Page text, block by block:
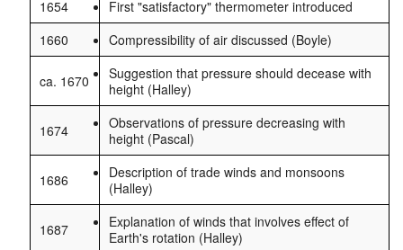
1654
First "satisfactory" thermometer introduced
1660
Compressibility of air discussed (Boyle)
ca. 1670
Suggestion that pressure should decease with
height (Halley)
1674
Observations of pressure decreasing with
height (Pascal)
1686
Description of trade winds and monsoons
(Halley)
1687
Explanation of winds that involves effect of
Earth's rotation (Halley)